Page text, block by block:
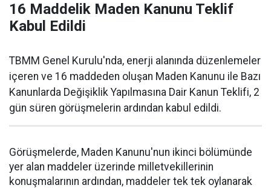
16 Maddelik Maden Kanunu Teklif
Kabul Edildi
TBMM Genel Kurulu'nda, enerji alanında düzenlemeler
içeren ve 16 maddeden oluşan Maden Kanunu ile Bazı
Kanunlarda Değişiklik Yapılmasına Dair Kanun Teklifi, 2
gün süren görüşmelerin ardından kabul edildi.
Görüşmelerde, Maden Kanunu'nun ikinci bölümünde
yer alan maddeler üzerinde milletvekillerinin
konuşmalarının ardından, maddeler tek tek oylanarak